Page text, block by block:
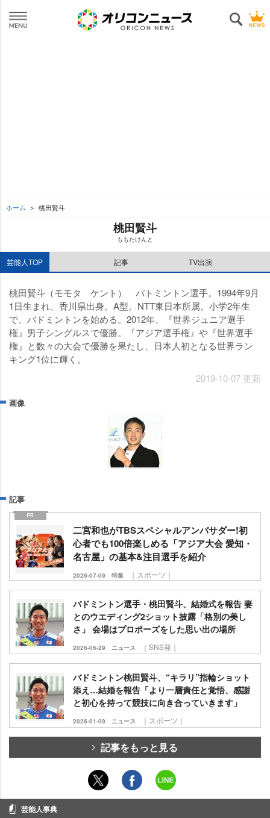
ホーム 桃田賢斗
桃田賢斗
ももたけんと
芸能人TOP 記事 TV出演
桃田賢斗（モモタ ケント） バトミントン選手。1994年9月
1日生まれ、香川県出身。A型。NTT東日本所属。小学2年生
で、バドミントンを始める。2012年、『世界ジュニア選手
権』男子シングルスで優勝。『アジア選手権』や『世界選手
権』と数々の大会で優勝を果たし、日本人初となる世界ラン
キング1位に輝く。
2019-10-07 更新
画像
記事
二宮和也がTBSスペシャルアンバサダー!初
心者でも100倍楽しめる「アジア大会 愛知・
名古屋」の基本&注目選手を紹介
2026-07-09 特集 ｜スポーツ｜
バドミントン選手・桃田賢斗、結婚式を報告 妻
とのウエディング2ショット披露「格別の美し
さ」 会場はプロポーズをした思い出の場所
2026-06-29 ニュース ｜SNS発｜
バドミントン桃田賢斗、“キラリ”指輪ショット
添え…結婚を報告「より一層責任と覚悟、感謝
と初心を持って競技に向き合っていきます」
2026-01-09 ニュース ｜スポーツ｜
記事をもっと見る
芸能人事典